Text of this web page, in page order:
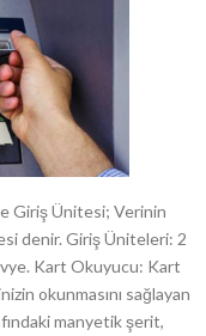
Giriş Ünitesi; Verinin
denir. Giriş Üniteleri: 2
Kart Okuyucu: Kart
okunmasını sağlayan
manyetik şerit,